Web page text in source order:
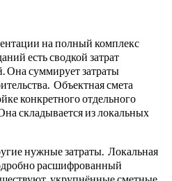
на полный комплекс
есть сводкой затрат
Она суммирует затраты
Объектная смета
конкретного отдельного
складывается из локальных
нужные затраты. Локальная
расшифрованный